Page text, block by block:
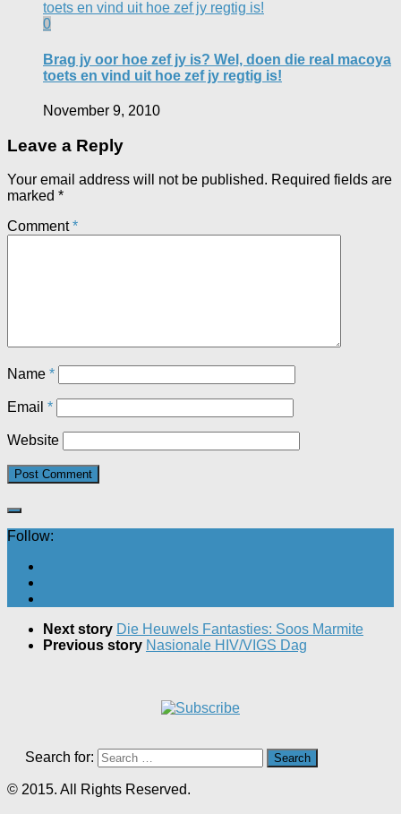
0
Brag jy oor hoe zef jy is? Wel, doen die real macoya
toets en vind uit hoe zef jy regtig is!
November 9, 2010
Leave a Reply
Your email address will not be published. Required fields are
marked *
Comment*
Name *
Email *
Website
Follow:
Next story Die Heuwels Fantasties: Soos Marmite
Previous story Nasionale HIV/VIGS Dag
Search for:
© 2015. All Rights Reserved.